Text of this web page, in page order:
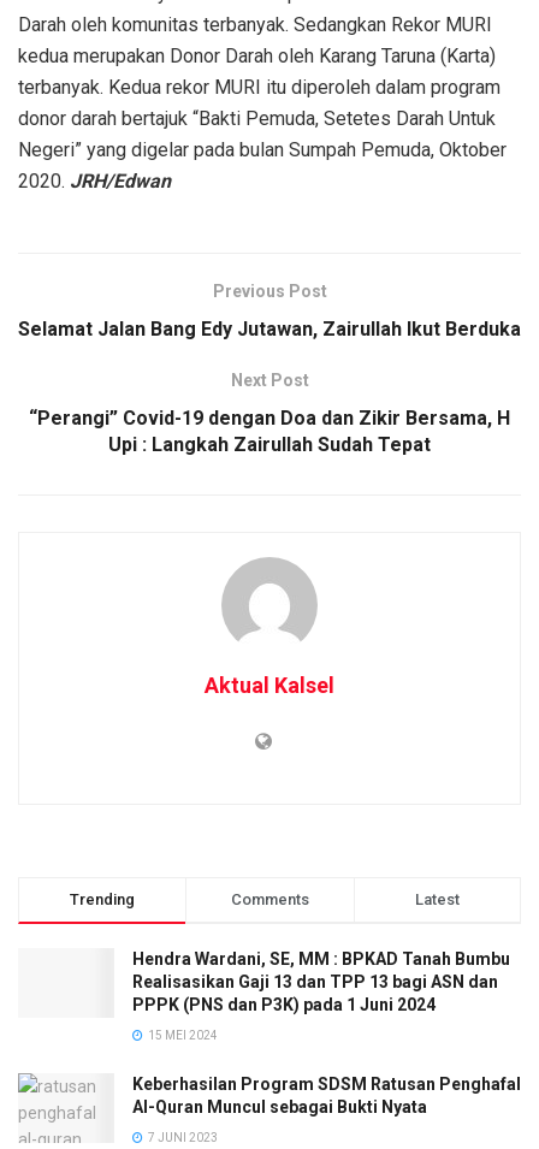
Darah oleh komunitas terbanyak. Sedangkan Rekor MURI
kedua merupakan Donor Darah oleh Karang Taruna (Karta)
terbanyak. Kedua rekor MURI itu diperoleh dalam program
donor darah bertajuk “Bakti Pemuda, Setetes Darah Untuk
Negeri” yang digelar pada bulan Sumpah Pemuda, Oktober
2020. JRH/Edwan
Previous Post
Selamat Jalan Bang Edy Jutawan, Zairullah Ikut Berduka
Next Post
“Perangi” Covid-19 dengan Doa dan Zikir Bersama, H
Upi : Langkah Zairullah Sudah Tepat
Aktual Kalsel
Trending Comments Latest
Hendra Wardani, SE, MM : BPKAD Tanah Bumbu
Realisasikan Gaji 13 dan TPP 13 bagi ASN dan
PPPK (PNS dan P3K) pada 1 Juni 2024
15 MEI 2024
Keberhasilan Program SDSM Ratusan Penghafal
Al-Quran Muncul sebagai Bukti Nyata
7 JUNI 2023